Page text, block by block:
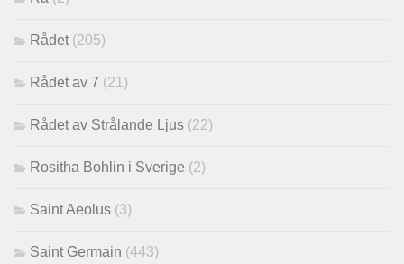
Rådet(205)
Rådet av 7 (21)
Rådet av Strålande Ljus (22)
Rositha Bohlin i Sverige (2)
Saint Aeolus (3)
Saint Germain (443)